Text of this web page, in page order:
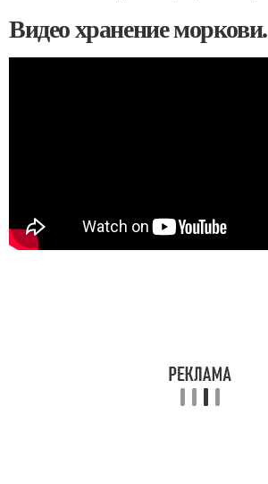
Видео хранение моркови.